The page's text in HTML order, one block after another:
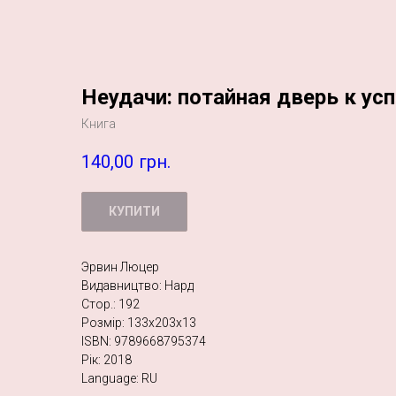
Неудачи: потайная дверь к
Книга
140,00 грн.
КУПИТИ
Эрвин Люцер
Видавництво: Нард
Стор.: 192
Розмір: 133х203х13
ISBN: 9789668795374
Рік: 2018
Language: RU